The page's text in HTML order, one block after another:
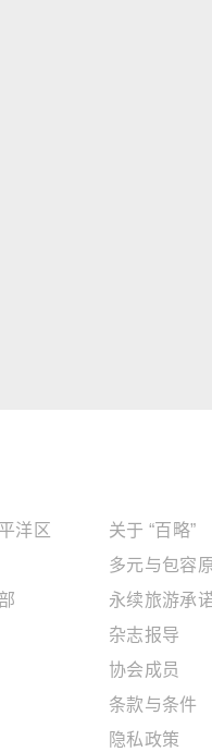
洋区
关于 “百略”
多元与包容
永续旅游承
杂志报导
协会成员
条款与条件
隐私政策